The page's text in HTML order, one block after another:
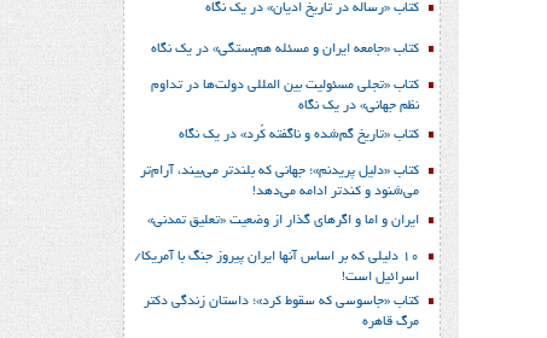
کتاب «رساله در تاریخ ادیان» در یک نگاه
کتاب «جامعه ایران و مسئله هم‌بستگی» در یک نگاه
کتاب «تجلی مسئولیت بین المللی دولت‌ها در تداوم
نظم جهانی» در یک نگاه
کتاب «تاریخ گم‌شده و ناگفته کُرد» در یک نگاه
کتاب «دلیل پریدنم»؛ جهانی که بلندتر می‌بیند، آرام‌تر
می‌شنود و کندتر ادامه می‌دهد!
ایران و اما و اگرهای گذار از وضعیت «تعلیق تمدنی»
10 دلیلی که بر اساس آنها ایران پیروز جنگ با آمریکا/
اسرائیل است!
کتاب «جاسوسی که سقوط کرد»؛ داستان زندگی دکتر
مرگ قاهره